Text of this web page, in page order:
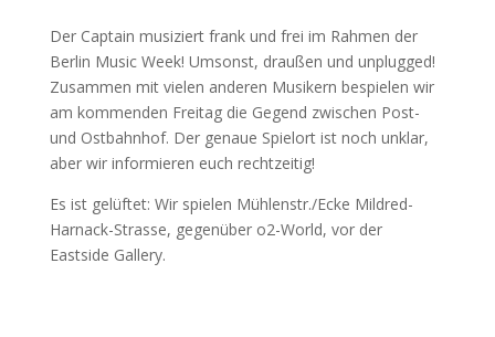
Der Captain musiziert frank und frei im Rahmen der
Berlin Music Week! Umsonst, draußen und unplugged!
Zusammen mit vielen anderen Musikern bespielen wir
am kommenden Freitag die Gegend zwischen Post-
und Ostbahnhof. Der genaue Spielort ist noch unklar,
aber wir informieren euch rechtzeitig!
Es ist gelüftet: Wir spielen Mühlenstr./Ecke Mildred-
Harnack-Strasse, gegenüber o2-World, vor der
Eastside Gallery.